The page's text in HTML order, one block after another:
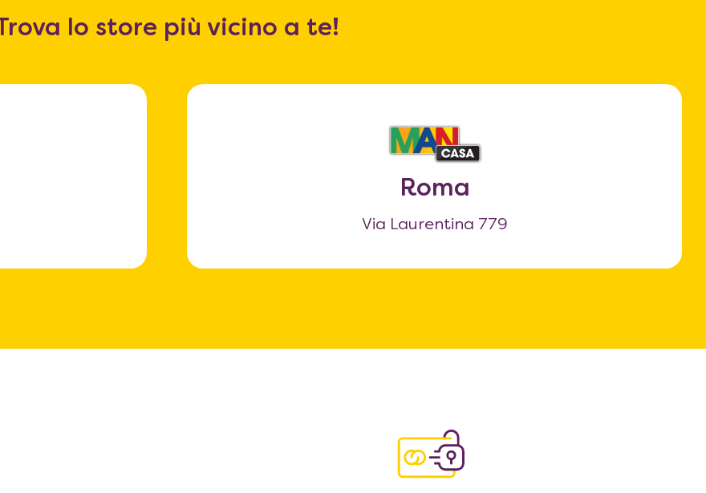
Trova lo store più vicino a te!
Roma
Via Laurentina 779